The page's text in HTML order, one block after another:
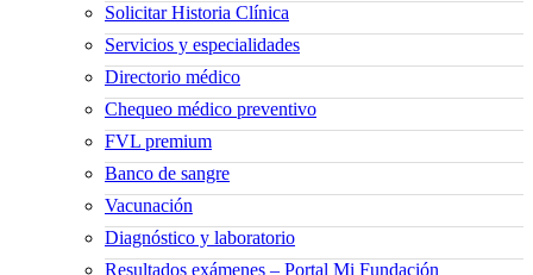
Solicitar Historia Clínica
Servicios y especialidades
Directorio médico
Chequeo médico preventivo
FVL premium
Banco de sangre
Vacunación
Diagnóstico y laboratorio
Resultados exámenes – Portal Mi Fundación